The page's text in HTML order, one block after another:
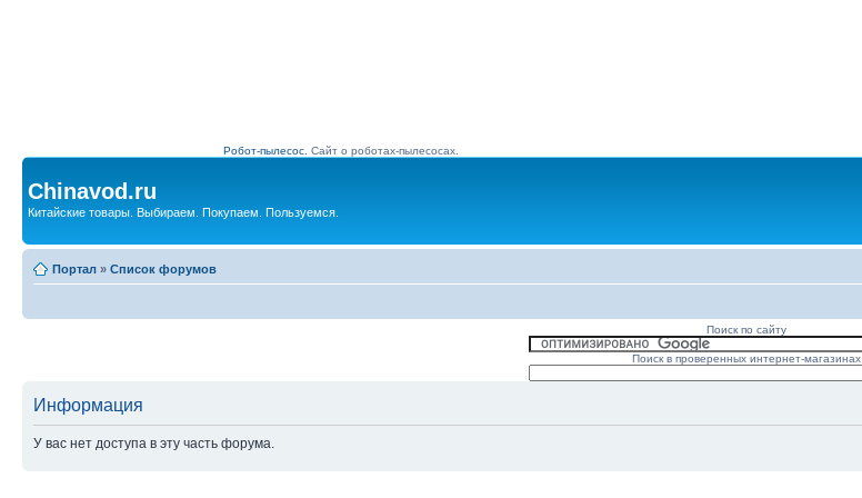
Робот-пылесос. Сайт о роботах-пылесосах.
Chinavod.ru
Китайские товары. Выбираем. Покупаем. Пользуемся.
Портал » Список форумов
Поиск по сайту
Поиск в проверенных интернет-магазинах
Информация
У вас нет доступа в эту часть форума.